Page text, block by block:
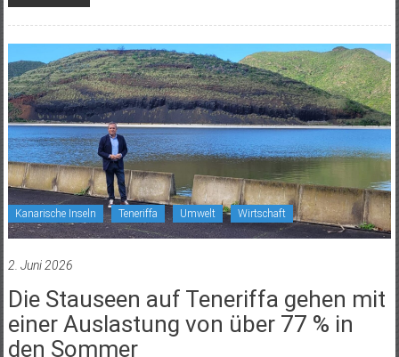
Kanarische Inseln Teneriffa Umwelt Wirtschaft
2. Juni 2026
Die Stauseen auf Teneriffa gehen mit
einer Auslastung von über 77 % in
den Sommer